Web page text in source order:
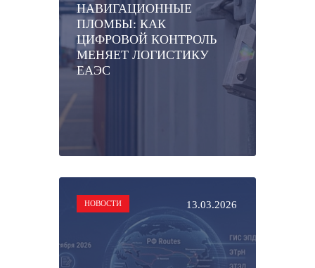
НАВИГАЦИОННЫЕ
ПЛОМБЫ: КАК
ЦИФРОВОЙ КОНТРОЛЬ
МЕНЯЕТ ЛОГИСТИКУ
ЕАЭС
НОВОСТИ 13.03.2026